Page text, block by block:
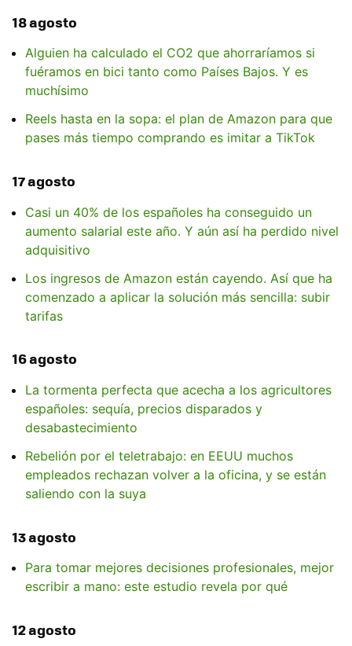
18 agosto
Alguien ha calculado el CO2 que ahorraríamos si
fuéramos en bici tanto como Países Bajos. Y es
muchísimo
Reels hasta en la sopa: el plan de Amazon para que
pases más tiempo comprando es imitar a TikTok
17 agosto
Casi un 40% de los españoles ha conseguido un
aumento salarial este año. Y aún así ha perdido nivel
adquisitivo
Los ingresos de Amazon están cayendo. Así que ha
comenzado a aplicar la solución más sencilla: subir
tarifas
16 agosto
La tormenta perfecta que acecha a los agricultores
españoles: sequía, precios disparados y
desabastecimiento
Rebelión por el teletrabajo: en EEUU muchos
empleados rechazan volver a la oficina, y se están
saliendo con la suya
13 agosto
Para tomar mejores decisiones profesionales, mejor
escribir a mano: este estudio revela por qué
12 agosto